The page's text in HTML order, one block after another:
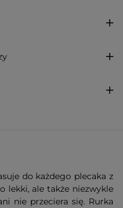
do każdego plecaka z
lekki, ale także niezwykle
nie przeciera się. Rurka